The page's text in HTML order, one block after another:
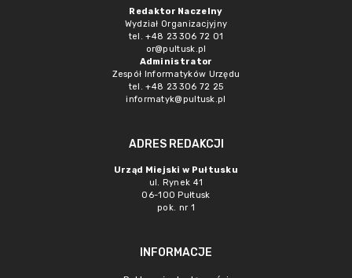
Redaktor Naczelny
Wydział Organizacjyjny
tel. +48 23 306 72 01
or@pultusk.pl
Administrator
Zespół Informatyków Urzędu
tel. +48 23 306 72 25
informatyk@pultusk.pl
ADRES REDAKCJI
Urząd Miejski w Pułtusku
ul. Rynek 41
06-100 Pułtusk
pok. nr 1
INFORMACJE